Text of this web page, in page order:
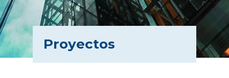
Proyectos